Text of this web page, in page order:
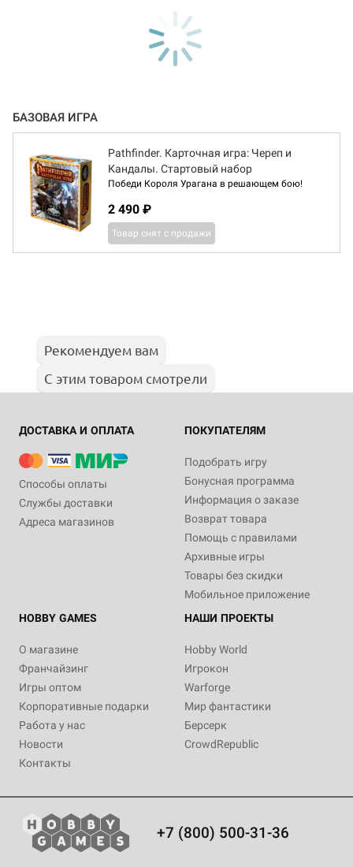
БАЗОВАЯ ИГРА
Pathfinder. Карточная игра: Череп и
Кандалы. Стартовый набор
Победи Короля Урагана в решающем бою!
2 490 ₽
Товар снят с продажи
Рекомендуем вам
С этим товаром смотрели
ДОСТАВКА И ОПЛАТА
Способы оплаты
Службы доставки
Адреса магазинов
ПОКУПАТЕЛЯМ
Подобрать игру
Бонусная программа
Информация о заказе
Возврат товара
Помощь с правилами
Архивные игры
Товары без скидки
Мобильное приложение
HOBBY GAMES
О магазине
Франчайзинг
Игры оптом
Корпоративные подарки
Работа у нас
Новости
Контакты
НАШИ ПРОЕКТЫ
Hobby World
Игрокон
Warforge
Мир фантастики
Берсерк
CrowdRepublic
+7 (800) 500-31-36